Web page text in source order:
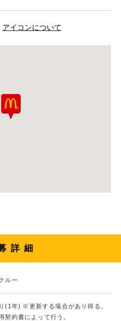
アイコンについて
詳細
ルー
(1年) ※更新する場合があり得る。
契約書によって行う。